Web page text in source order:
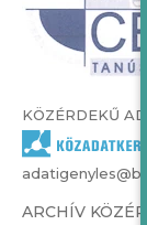
KÖZÉRDEKŰ
ARCHÍV